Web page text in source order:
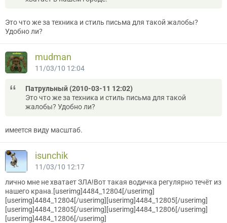
Это что же за техника и стиль письма для такой жалобы?
Удобно ли?
mudman
11/03/10 12:04
Патрульный (2010-03-11 12:02)
Это что же за техника и стиль письма для такой
жалобы? Удобно ли?
имеется виду масштаб.
isunchik
11/03/10 12:17
лично мне не хватает ЗЛА!Вот такая водичка регулярно течёт из
нашего крана.[userimg]4484_12804[/userimg]
[userimg]4484_12804[/userimg][userimg]4484_12805[/userimg]
[userimg]4484_12805[/userimg][userimg]4484_12806[/userimg]
[userimg]4484_12806[/userimg]